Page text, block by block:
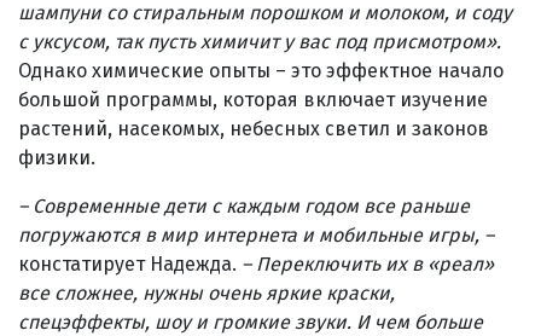
шампуни со стиральным порошком и молоком, и соду
с уксусом, так пусть химичит у вас под присмотром».
Однако химические опыты – это эффектное начало
большой программы, которая включает изучение
растений, насекомых, небесных светил и законов
физики.
– Современные дети с каждым годом все раньше
погружаются в мир интернета и мобильные игры, –
констатирует Надежда. – Переключить их в «реал»
все сложнее, нужны очень яркие краски,
спецэффекты, шоу и громкие звуки. И чем больше